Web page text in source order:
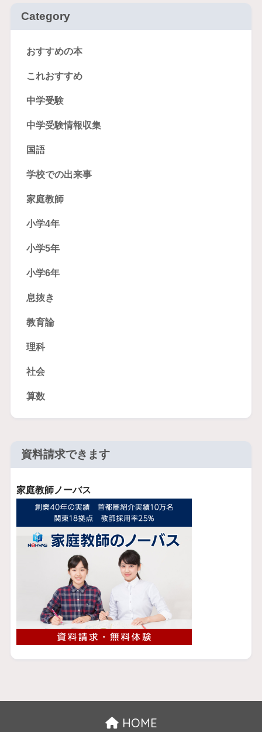
Category
おすすめの本
これおすすめ
中学受験
中学受験情報収集
国語
学校での出来事
家庭教師
小学4年
小学5年
小学6年
息抜き
教育論
理科
社会
算数
資料請求できます
家庭教師ノーバス
HOME